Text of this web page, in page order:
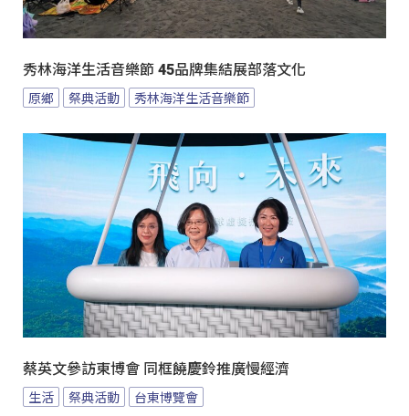
秀林海洋生活音樂節 45品牌集結展部落文化
原鄉 祭典活動 秀林海洋生活音樂節
蔡英文參訪東博會 同框饒慶鈴推廣慢經濟
生活 祭典活動 台東博覽會